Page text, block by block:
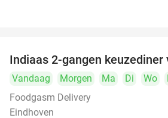
Indiaas 2-gangen keuzediner
Vandaag Morgen Ma Di Wo
Foodgasm Delivery
Eindhoven